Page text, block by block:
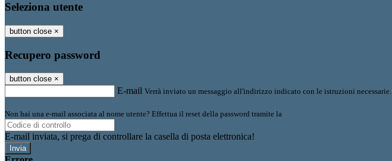
Seleziona utente
button close ×
Recupero password
button close ×
E-mail Verrà inviato un messaggio all'indirizzo indicato con le istruzioni necessarie.
Non hai una e-mail associata al nome utente? Effettua il reset della password tramite la
E-mail inviata, si prega di controllare la casella di posta elettronica!